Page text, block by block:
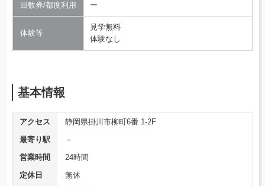
回数券/都度利用 ー
体験等
見学無料
体験なし
基本情報
アクセス
静岡県掛川市柳町6番 1-2F
最寄り駅
－
営業時間
24時間
定休日
無休